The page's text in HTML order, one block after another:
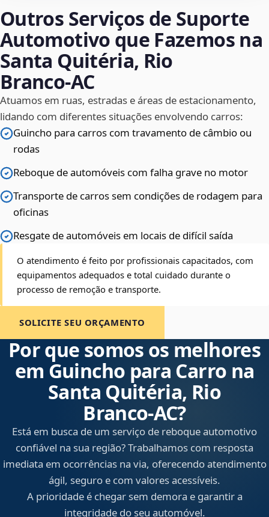
Outros Serviços de Suporte
Automotivo que Fazemos na
Santa Quitéria, Rio
Branco‑AC
Atuamos em ruas, estradas e áreas de estacionamento,
lidando com diferentes situações envolvendo carros:
Guincho para carros com travamento de câmbio ou
rodas
Reboque de automóveis com falha grave no motor
Transporte de carros sem condições de rodagem para
oficinas
Resgate de automóveis em locais de difícil saída
O atendimento é feito por profissionais capacitados, com
equipamentos adequados e total cuidado durante o
processo de remoção e transporte.
SOLICITE SEU ORÇAMENTO
Por que somos os melhores
em Guincho para Carro na
Santa Quitéria, Rio
Branco‑AC?
Está em busca de um serviço de reboque automotivo
confiável na sua região? Trabalhamos com resposta
imediata em ocorrências na via, oferecendo atendimento
ágil, seguro e com valores acessíveis.
A prioridade é chegar sem demora e garantir a
integridade do seu automóvel.